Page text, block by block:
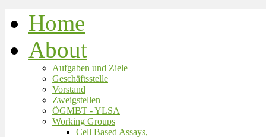
Home
About
Aufgaben und Ziele
Geschäftsstelle
Vorstand
Zweigstellen
ÖGMBT - YLSA
Working Groups
Cell Based Assays,